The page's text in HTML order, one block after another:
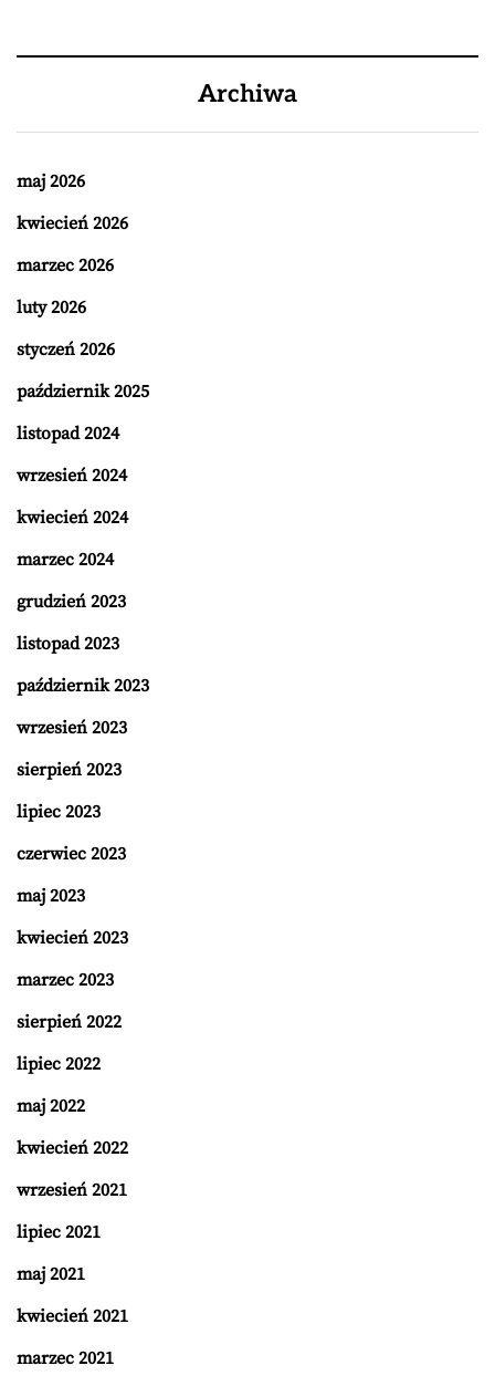
Archiwa
maj 2026
kwiecień 2026
marzec 2026
luty 2026
styczeń 2026
październik 2025
listopad 2024
wrzesień 2024
kwiecień 2024
marzec 2024
grudzień 2023
listopad 2023
październik 2023
wrzesień 2023
sierpień 2023
lipiec 2023
czerwiec 2023
maj 2023
kwiecień 2023
marzec 2023
sierpień 2022
lipiec 2022
maj 2022
kwiecień 2022
wrzesień 2021
lipiec 2021
maj 2021
kwiecień 2021
marzec 2021